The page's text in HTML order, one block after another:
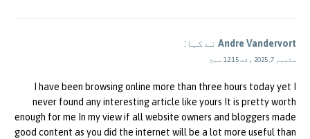
Andre Vandervort نے کہا:
ستمبر 7, 2025 وقت 12:15 صبح
I have been browsing online more than three hours today yet I
never found any interesting article like yours It is pretty worth
enough for me In my view if all website owners and bloggers made
good content as you did the internet will be a lot more useful than